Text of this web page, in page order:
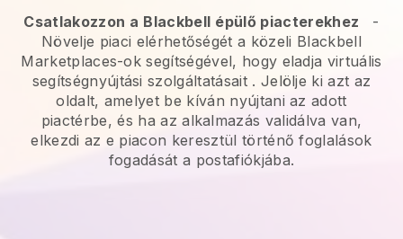
Csatlakozzon a Blackbell épülő piacterekhez
-
Növelje piaci elérhetőségét a közeli Blackbell
Marketplaces-ok segítségével, hogy eladja virtuális
segítségnyújtási szolgáltatásait. Jelölje ki azt az
oldalt, amelyet be kíván nyújtani az adott
piactérbe, és ha az alkalmazás validálva van,
elkezdi az e piacon keresztül történő foglalások
fogadását a postafiókjába.